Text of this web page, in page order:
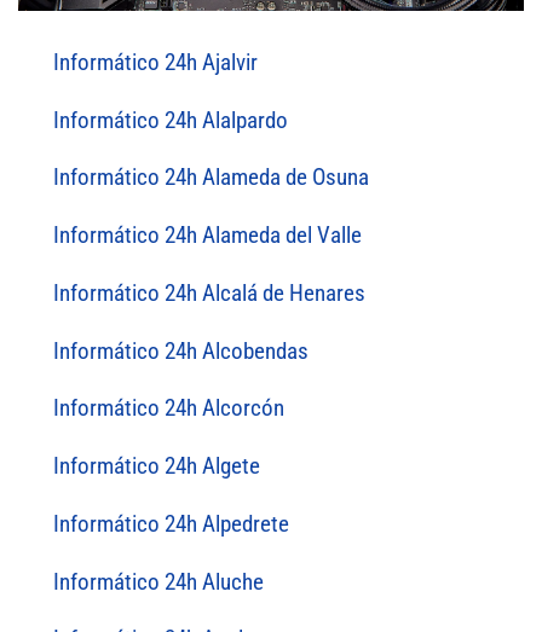
Informático 24h Ajalvir
Informático 24h Alalpardo
Informático 24h Alameda de Osuna
Informático 24h Alameda del Valle
Informático 24h Alcalá de Henares
Informático 24h Alcobendas
Informático 24h Alcorcón
Informático 24h Algete
Informático 24h Alpedrete
Informático 24h Aluche